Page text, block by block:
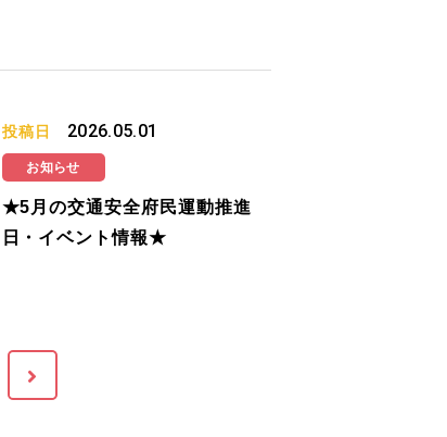
投稿日 2026.05.01
お知らせ
★5月の交通安全府民運動推進
日・イベント情報★